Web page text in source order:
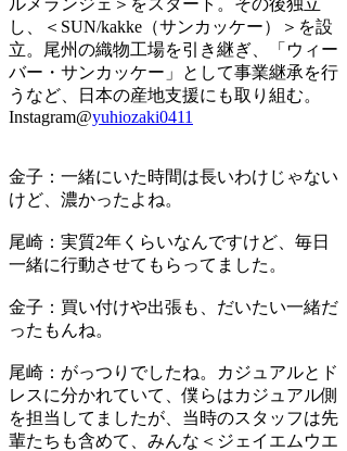
し、＜SUN/kakke（サンカッケー）＞を設
立。尾州の織物工場を引き継ぎ、「ウィー
バー・サンカッケー」として事業継承を行
うなど、日本の産地支援にも取り組む。
Instagram@yuhiozaki0411
金子： 一緒にいた時間は長いわけじゃない
けど、濃かったよね。
尾崎： 実質2年くらいなんですけど、毎日
一緒に行動させてもらってました。
金子： 買い付けや出張も、だいたい一緒だ
ったもんね。
尾崎： がっつりでしたね。カジュアルとド
レスに分かれていて、僕らはカジュアル側
を担当してましたが、当時のスタッフは先
輩たちも含めて、みんな＜ジェイエムウエ